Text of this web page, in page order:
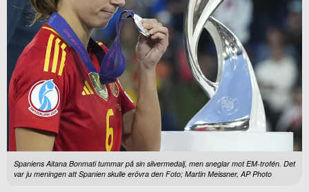
Spaniens Aitana Bonmati tummar på sin silvermedalj, men sneglar mot EM-trofén. Det
var ju meningen att Spanien skulle erövra den Foto; Martin Meissner, AP Photo